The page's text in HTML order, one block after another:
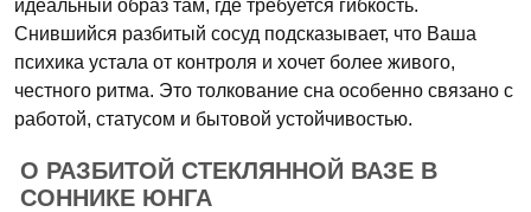
идеальный образ там, где требуется гибкость.
Снившийся разбитый сосуд подсказывает, что Ваша
психика устала от контроля и хочет более живого,
честного ритма. Это толкование сна особенно связано с
работой, статусом и бытовой устойчивостью.
О РАЗБИТОЙ СТЕКЛЯННОЙ ВАЗЕ В
СОННИКЕ ЮНГА